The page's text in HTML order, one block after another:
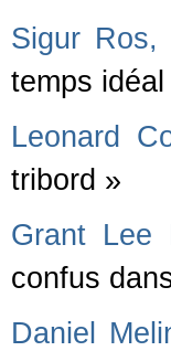
Sigur
temps
Leonard
tribord »
Grant Lee
confus
Daniel